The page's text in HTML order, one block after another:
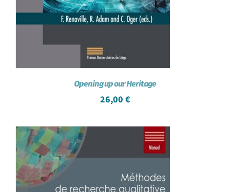
Opening up our Heritage
26,00 €